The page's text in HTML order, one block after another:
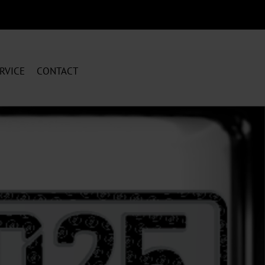
CONTACT